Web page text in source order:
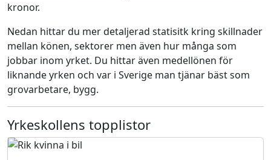
kronor.
Nedan hittar du mer detaljerad statisitk kring skillnader
mellan könen, sektorer men även hur många som
jobbar inom yrket. Du hittar även medellönen för
liknande yrken och var i Sverige man tjänar bäst som
grovarbetare, bygg.
Yrkeskollens topplistor